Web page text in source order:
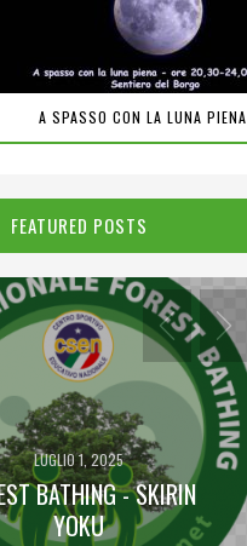
A SPASSO CON LA LUNA PIENA
FEATURED POSTS
LUGLIO 1, 2025
BATHING - SKIRIN
YOKU